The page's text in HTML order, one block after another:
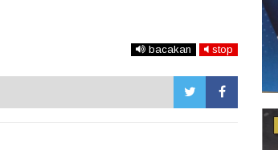
bacakan stop